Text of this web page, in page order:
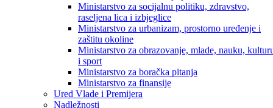
Ministarstvo za privredu
Ministarstvo za pravosuđe, upravu i radne odnose
Ministarstvo za unutrašnje poslove
Ministarstvo za socijalnu politiku, zdravstvo,
raseljena lica i izbjeglice
Ministarstvo za urbanizam, prostorno uređenje i
zaštitu okoline
Ministarstvo za obrazovanje, mlade, nauku,
i sport
Ministarstvo za boračka pitanja